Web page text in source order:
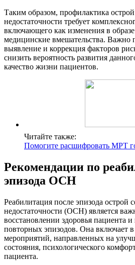
Таким образом, профилактика
недостаточности требует
включающего как изменения в
медицинские вмешательства. Важно
выявление и коррекция факторов
снизить вероятность развития
качество жизни пациентов.
Читайте также:
Помогите расшифровать МРТ
Рекомендации по
эпизода ОСН
Реабилитация после эпизода острой
недостаточности (ОСН) является
восстановлении здоровья пациента
повторных эпизодов. Она включает в
мероприятий, направленных на
состояния, психологического
пациента.